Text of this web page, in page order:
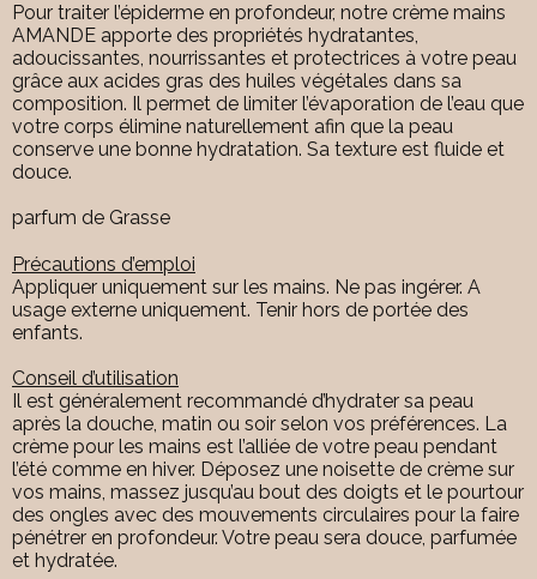
Pour traiter l’épiderme en profondeur, notre crème mains
AMANDE apporte des propriétés hydratantes,
adoucissantes, nourrissantes et protectrices à votre peau
grâce aux acides gras des huiles végétales dans sa
composition. Il permet de limiter l’évaporation de l’eau que
votre corps élimine naturellement afin que la peau
conserve une bonne hydratation. Sa texture est fluide et
douce.
parfum de Grasse
Précautions d’emploi
Appliquer uniquement sur les mains. Ne pas ingérer. A
usage externe uniquement. Tenir hors de portée des
enfants.
Conseil d’utilisation
Il est généralement recommandé d’hydrater sa peau
après la douche, matin ou soir selon vos préférences. La
crème pour les mains est l’alliée de votre peau pendant
l’été comme en hiver. Déposez une noisette de crème sur
vos mains, massez jusqu’au bout des doigts et le pourtour
des ongles avec des mouvements circulaires pour la faire
pénétrer en profondeur. Votre peau sera douce, parfumée
et hydratée.